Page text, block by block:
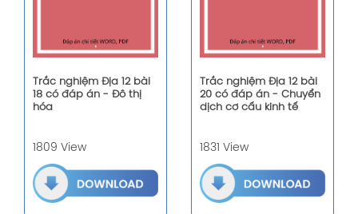
Trắc nghiệm Địa 12 bài
18 có đáp án - Đô thị
hóa
1809 View
Trắc nghiệm Địa 12 bài
20 có đáp án - Chuyển
dịch cơ cấu kinh tế
1831 View